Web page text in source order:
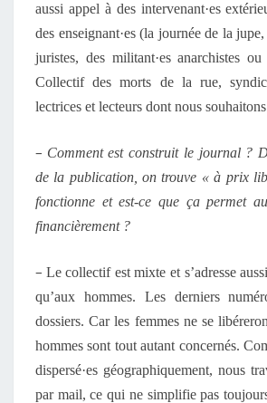
aussi appel à des intervenant·es
des enseignant·es (la journée de la
juristes, des militant·es anarchistes ou
Collectif des morts de la rue,
lectrices et lecteurs dont nous
– Comment est construit le journal ?
de la publication, on trouve « à prix
fonctionne et est-ce que ça permet
financièrement ?
– Le collectif est mixte et s’adresse
qu’aux hommes. Les derniers
dossiers. Car les femmes ne se
hommes sont tout autant concernés.
dispersé·es géographiquement, nous
par mail, ce qui ne simplifie pas